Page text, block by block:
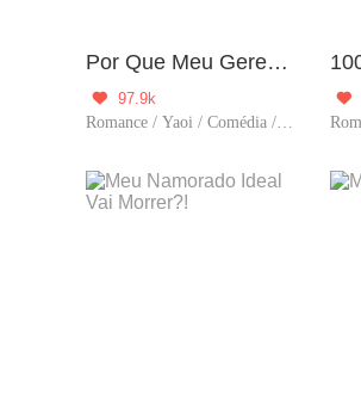
Por Que Meu Gerente É tão Difícil de Conquistar?

97.9k
Romance / Yaoi / Comédia / BL / Doce / LGBT / Drama / Predestinado / Ramo do entretenimento / Encantador
